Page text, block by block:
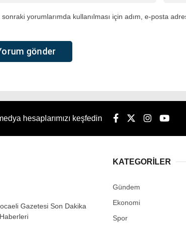
sonraki yorumlarımda kullanılması için adım, e-posta
hesaplarımızı keşfedin
KATEGORİLER
Gündem
Ekonomi
Spor